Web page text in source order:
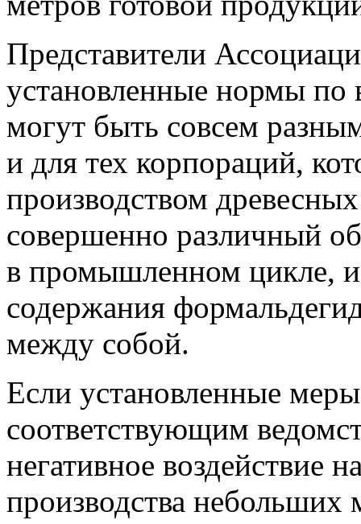
Представители
установленные нормы по
могут быть совсем
и для тех корпораций,
производством
совершенно различный
в промышленном цикле, и
содержания
между собой.
Если установленные
соответствующим
негативное воздействие
производства